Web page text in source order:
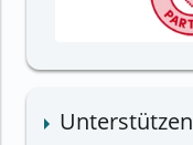
Unterstützen